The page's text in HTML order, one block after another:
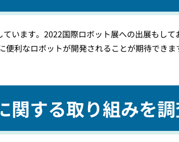
います。2022国際ロボット展への出展もして
利なロボットが開発されることが期待できま
関する取り組みを